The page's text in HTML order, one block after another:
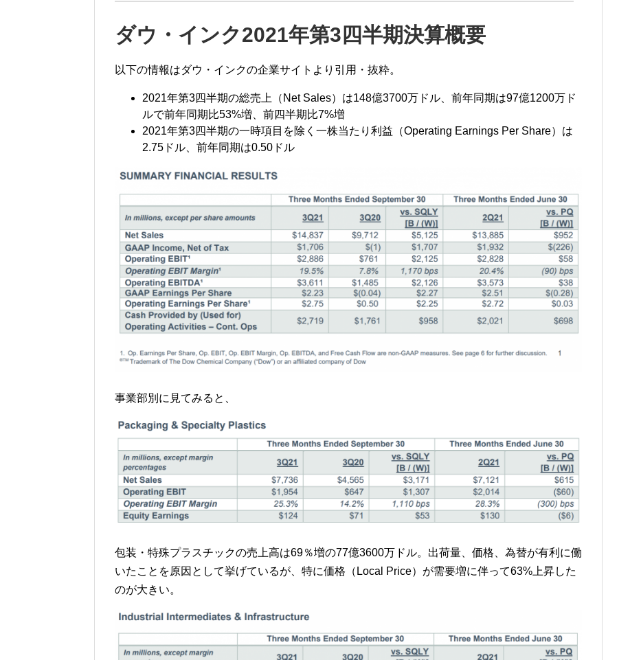
ダウ・インク2021年第3四半期決算概要
以下の情報はダウ・インクの企業サイトより引用・抜粋。
2021年第3四半期の総売上（Net Sales）は148億3700万ドル、前年同期は97億1200万ド
ルで前年同期比53%増、前四半期比7%増
2021年第3四半期の一時項目を除く一株当たり利益（Operating Earnings Per Share）は
2.75ドル、前年同期は0.50ドル
事業部別に見てみると、
包装・特殊プラスチックの売上高は69％増の77億3600万ドル。出荷量、価格、為替が有利に働
いたことを原因として挙げているが、特に価格（Local Price）が需要増に伴って63%上昇した
のが大きい。